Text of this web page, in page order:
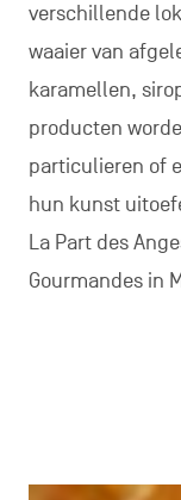
verschillende
waaier van
karamellen,
producten
particulieren of
hun kunst
La Part des
Gourmandes in